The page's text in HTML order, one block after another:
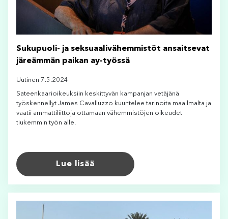
Sukupuoli- ja seksuaalivähemmistöt ansaitsevat
järeämmän paikan ay-työssä
Uutinen 7.5.2024
Sateenkaarioikeuksiin keskittyvän kampanjan vetäjänä
työskennellyt James Cavalluzzo kuuntelee tarinoita maailmalta ja
vaatii ammattiliittoja ottamaan vähemmistöjen oikeudet
tiukemmin työn alle.
Lue lisää